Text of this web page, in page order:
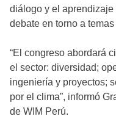
diálogo y el
debate en torno a
“El congreso abordará
el sector: diversidad;
ingeniería y proyectos;
por el clima”, informó
de WIM Perú.